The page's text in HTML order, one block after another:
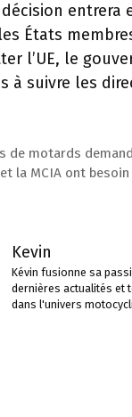
entrera
États
l’UE, le
à suivre les
de motards
la MCIA ont
Kevin
Kévin fusionne sa
dernières actualités et
dans l'univers